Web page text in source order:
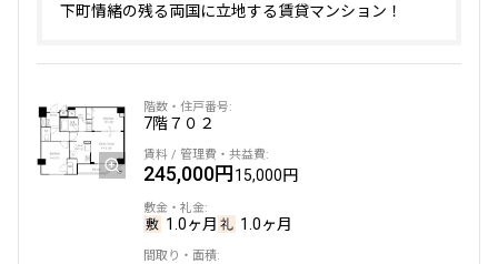
6階 ７０３
327,000円 15,000円
1.0ヶ月 1.5ヶ月
下町情緒の残る両国に立地する賃貸マンション！
7階７０２
245,000円15,000円
1.0ヶ月 1.0ヶ月